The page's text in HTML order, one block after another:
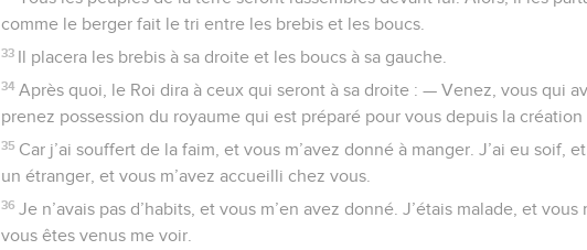
comme le berger fait le tri entre les brebis et les boucs.
33 Il placera les brebis à sa droite et les boucs à sa gauche.
34 Après quoi, le Roi dira à ceux qui seront à sa droite : — Venez, vous qui
prenez possession du royaume qui est préparé pour vous depuis la création
35 Car j’ai souffert de la faim, et vous m’avez donné à manger. J’ai eu soif,
un étranger, et vous m’avez accueilli chez vous.
36 Je n’avais pas d’habits, et vous m’en avez donné. J’étais malade, et
vous êtes venus me voir.